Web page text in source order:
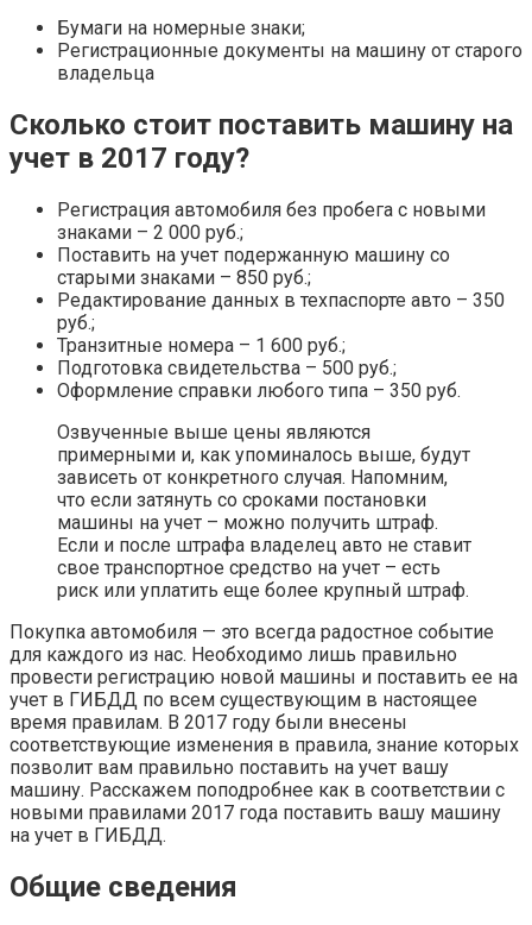
Бумаги на номерные знаки;
Регистрационные документы на машину от старого
владельца
Сколько стоит поставить машину на
учет в 2017 году?
Регистрация автомобиля без пробега с новыми
знаками – 2 000 руб.;
Поставить на учет подержанную машину со
старыми знаками – 850 руб.;
Редактирование данных в техпаспорте авто – 350
руб.;
Транзитные номера – 1 600 руб.;
Подготовка свидетельства – 500 руб.;
Оформление справки любого типа – 350 руб.
Озвученные выше цены являются
примерными и, как упоминалось выше, будут
зависеть от конкретного случая. Напомним,
что если затянуть со сроками постановки
машины на учет – можно получить штраф.
Если и после штрафа владелец авто не ставит
свое транспортное средство на учет – есть
риск или уплатить еще более крупный штраф.
Покупка автомобиля — это всегда радостное событие
для каждого из нас. Необходимо лишь правильно
провести регистрацию новой машины и поставить ее на
учет в ГИБДД по всем существующим в настоящее
время правилам. В 2017 году были внесены
соответствующие изменения в правила, знание которых
позволит вам правильно поставить на учет вашу
машину. Расскажем поподробнее как в соответствии с
новыми правилами 2017 года поставить вашу машину
на учет в ГИБДД.
Общие сведения